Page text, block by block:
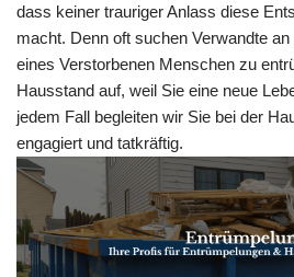
dass keiner trauriger Anlass diese
macht. Denn oft suchen Verwandte
eines Verstorbenen Menschen zu
Hausstand auf, weil Sie eine neue
jedem Fall begleiten wir Sie bei der
engagiert und tatkräftig.